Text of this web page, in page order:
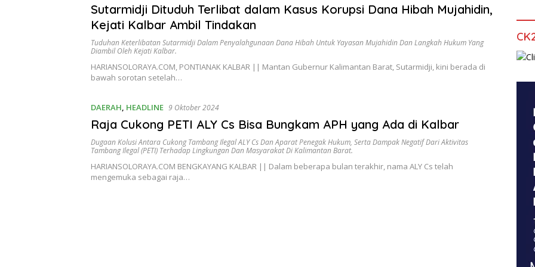
Sutarmidji Dituduh Terlibat dalam Kasus Korupsi Dana Hibah Mujahidin,
Kejati Kalbar Ambil Tindakan
Tuduhan Keterlibatan Sutarmidji Dalam Penyalahgunaan Dana Hibah Untuk Yayasan Mujahidin Dan Langkah Hukum Yang
Diambil Oleh Kejati Kalbar.
HARIANSOLORAYA.COM, PONTIANAK KALBAR || Mantan Gubernur Kalimantan Barat, Sutarmidji, kini berada di
bawah sorotan setelah…
DAERAH, HEADLINE 9 Oktober 2024
Raja Cukong PETI ALY Cs Bisa Bungkam APH yang Ada di Kalbar
Dugaan Kolusi Antara Cukong Tambang Ilegal ALY Cs Dan Aparat Penegak Hukum, Serta Dampak Negatif Dari Aktivitas
Tambang Ilegal (PETI) Terhadap Lingkungan Dan Masyarakat Di Kalimantan Barat.
HARIANSOLORAYA.COM BENGKAYANG KALBAR || Dalam beberapa bulan terakhir, nama ALY Cs telah
mengemuka sebagai raja…